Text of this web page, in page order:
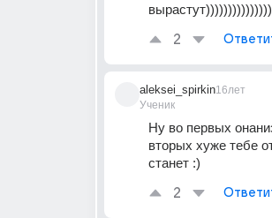
2
aleksei_spirkin
Ученик
16лет
Ну во первых
вторых хуже тебе
станет :)
2